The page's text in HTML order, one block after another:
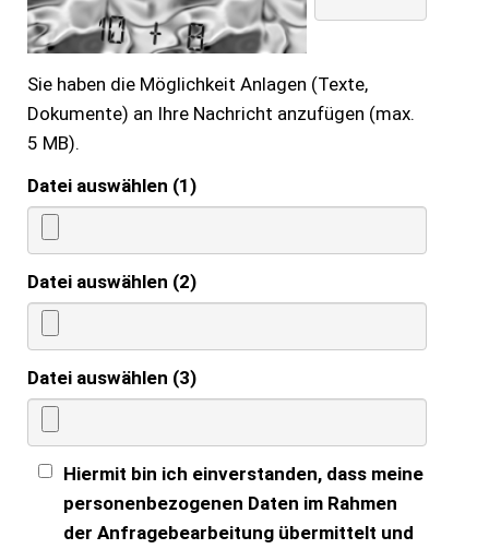
Sie haben die Möglichkeit Anlagen (Texte,
Dokumente) an Ihre Nachricht anzufügen (max.
5 MB).
Datei auswählen (1)
Datei auswählen (2)
Datei auswählen (3)
Hiermit bin ich einverstanden, dass meine
personenbezogenen Daten im Rahmen
der Anfragebearbeitung übermittelt und